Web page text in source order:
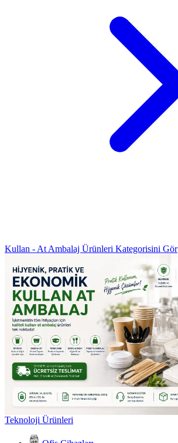
Kullan - At Ambalaj Ürünleri Kategorisini Gör
Teknoloji Ürünleri